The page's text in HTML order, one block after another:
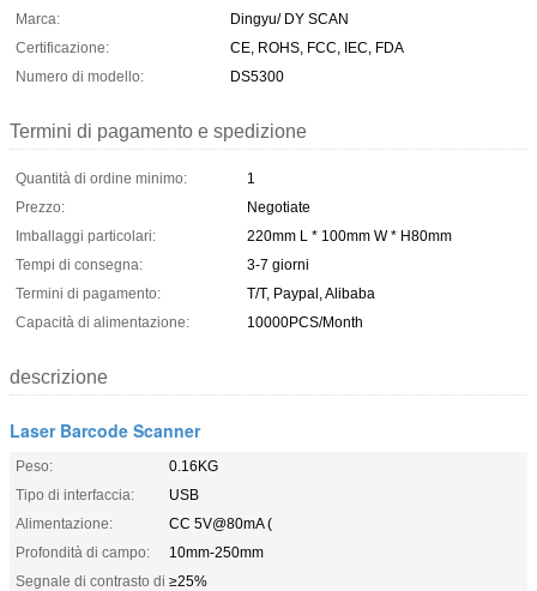
Marca:
Dingyu/ DY SCAN
Certificazione:
CE, ROHS, FCC, IEC, FDA
Numero di modello:
DS5300
Termini di pagamento e spedizione
Quantità di ordine minimo:
1
Prezzo:
Negotiate
Imballaggi particolari:
220mm L * 100mm W * H80mm
Tempi di consegna:
3-7 giorni
Termini di pagamento:
T/T, Paypal, Alibaba
Capacità di alimentazione:
10000PCS/Month
descrizione
Laser Barcode Scanner
Peso:
0.16KG
Tipo di interfaccia:
USB
Alimentazione:
CC 5V@80mA (
Profondità di campo:
10mm-250mm
Segnale di contrasto di ≥25%